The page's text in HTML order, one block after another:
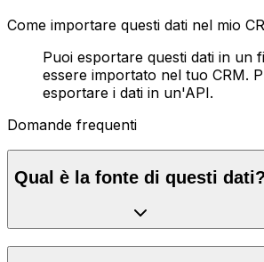
Come importare questi dati nel mio
Puoi esportare questi dati in un
essere importato nel tuo CRM.
esportare i dati in un'API.
Domande frequenti
Qual è la fonte di questi dati?